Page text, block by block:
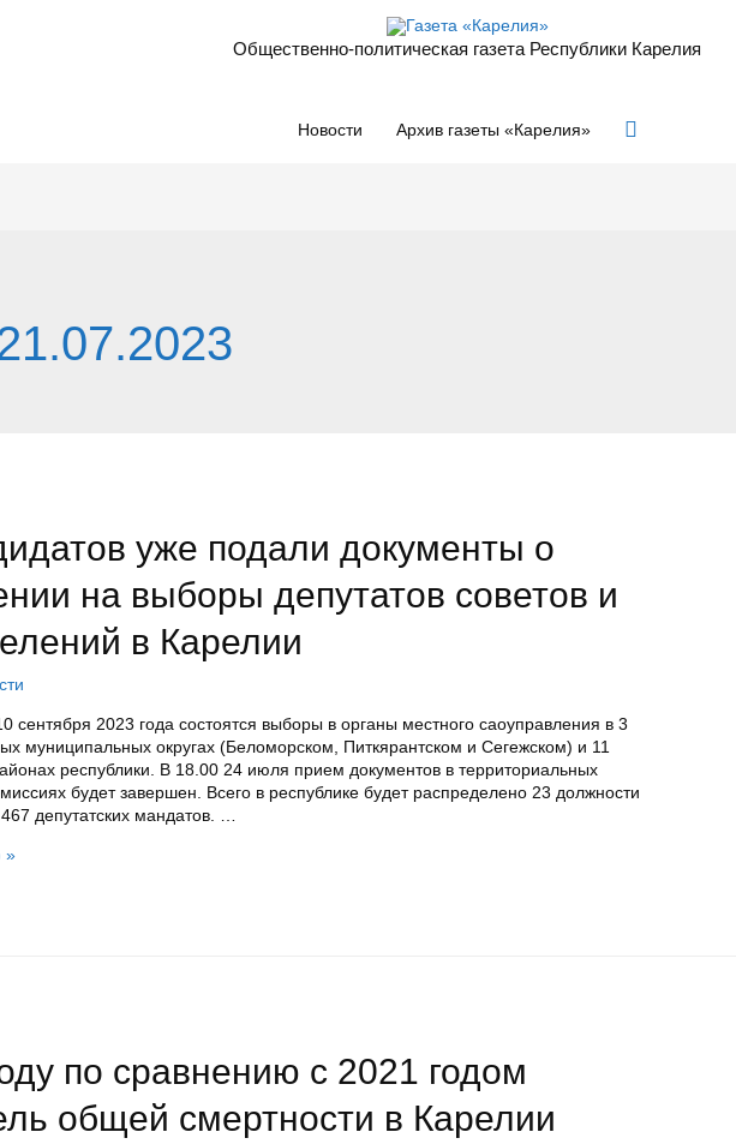
Общественно-политическая газета Республики Карелия
Новости Архив газеты «Карелия» Поиск
уже подали документы о
на выборы депутатов советов и
в Карелии
сентября 2023 года состоятся выборы в органы местного саоуправления в 3
муниципальных округах (Беломорском, Питкярантском и Сегежском) и 11
республики. В 18.00 24 июля прием документов в территориальных
будет завершен. Всего в республике будет распределено 23 должности
депутатских мандатов. …
»
по сравнению с 2021 годом
общей смертности в Карелии